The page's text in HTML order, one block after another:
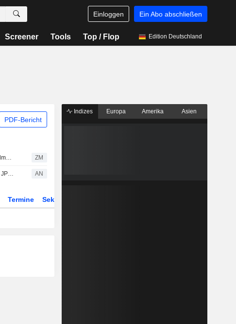
Einloggen Ein Abo abschließen
Screener Tools Top / Flop Edition Deutschland
PDF-Bericht
HARBOUR ENERGY PLC : Goldman Sachs wird zu Neutral ZM
RBC stuft Endeavour Mining ab; JPM hebt easyJet an AN
Termine Sektor
Indizes Europa Amerika Asien